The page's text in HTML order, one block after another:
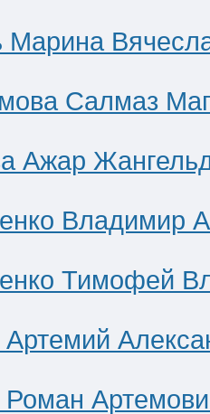
Марина
Салмаз
Ажар
Владимир
Тимофей
Роман